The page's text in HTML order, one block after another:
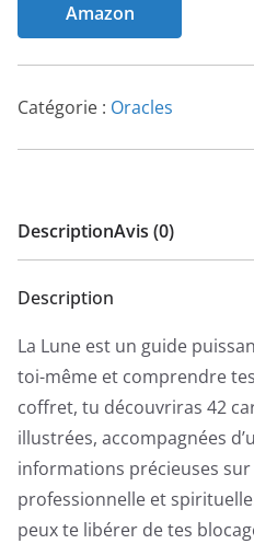
Amazon
Catégorie : Oracles
DescriptionAvis (0)
Description
La Lune est un guide
toi-même et comprendre
coffret, tu découvriras 42
illustrées, accompagnées
informations précieuses
professionnelle et
peux te libérer de tes